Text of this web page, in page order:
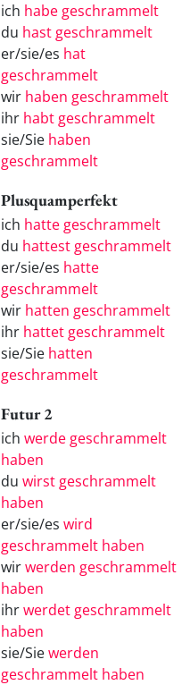
ich habe geschrammelt
du hast geschrammelt
er/sie/es hat
geschrammelt
wir haben geschrammelt
ihr habt geschrammelt
sie/Sie haben
geschrammelt
Plusquamperfekt
ich hatte geschrammelt
du hattest geschrammelt
er/sie/es hatte
geschrammelt
wir hatten geschrammelt
ihr hattet geschrammelt
sie/Sie hatten
geschrammelt
Futur 2
ich werde geschrammelt
haben
du wirst geschrammelt
haben
er/sie/es wird
geschrammelt haben
wirwerden geschrammelt
haben
ihrwerdet geschrammelt
haben
sie/Siewerden
geschrammelt haben